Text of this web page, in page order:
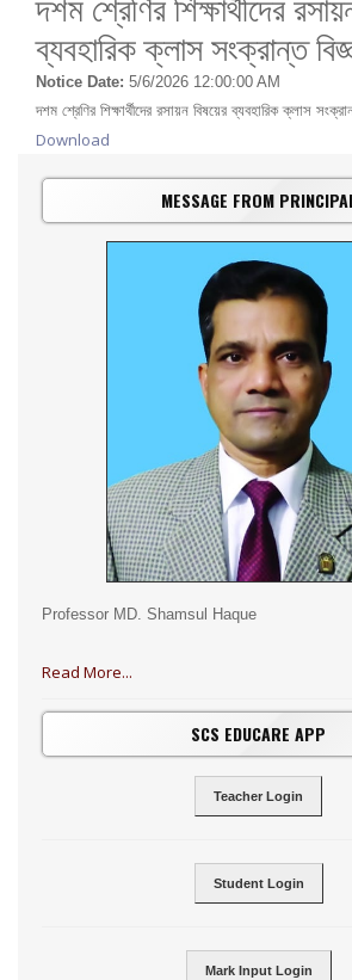
ব্যবহারিক ক্লাস সংক্রান্ত
Notice Date: 5/6/2026 12:00:00 AM
দশম শ্রেণির শিক্ষার্থীদের রসায়ন বিষয়ের ব্যবহারিক ক্লাস
Download
MESSAGE FROM
Professor MD. Shamsul Haque
Read More...
SCS EDUCARE APP
Teacher Login
Student Login
Mark Input Login